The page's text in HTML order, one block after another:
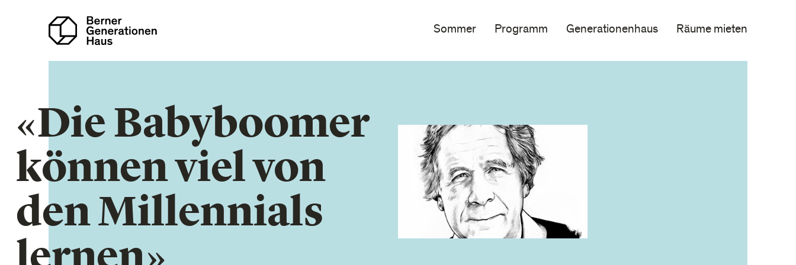
Sommer Programm Generationenhaus Räume mieten
«Die Babyboomer
können viel von
den Millennials